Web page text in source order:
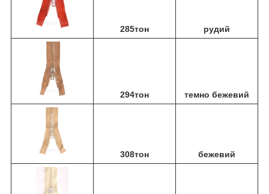
285тон рудий
294тон темно бежевий
308тон бежевий